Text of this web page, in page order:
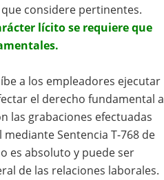
considere pertinentes.
lícito se requiere que
a los empleadores ejecutar
el derecho fundamental a
las grabaciones efectuadas
Sentencia T-768 de
es absoluto y puede ser
de las relaciones laborales.